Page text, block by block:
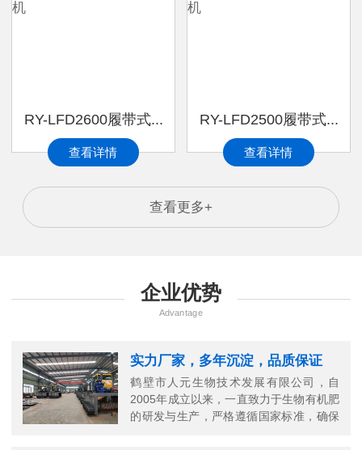
RY-LFD2600履带式...
查看详情
RY-LFD2500履带式...
查看详情
查看更多+
企业优势
Advantage
实力厂家，多年沉淀，品质保证
鹤壁市人元生物技术发展有限公司，自
2005年成立以来，一直致力于生物有机肥
的研发与生产，严格遵循国家标准，确保